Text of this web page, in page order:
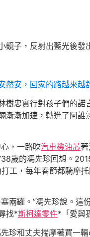
子，反射出藍光後發
安，回家的路越來越
樹忠實行對孩子們的
漸漸加速，轉進了阿
，一路吹汽車機油芯
歲的馮先珍回想。
工，每年春節都騎摩
兩罐。”馮先珍說。
找*斯柯達零件*「愛與
珍和丈夫揣摩著買一